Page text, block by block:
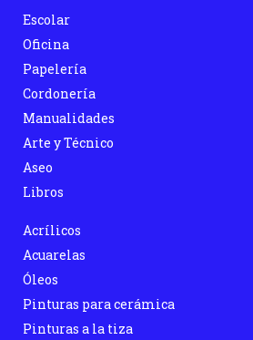
Escolar
Oficina
Papelería
Cordonería
Manualidades
Arte y Técnico
Aseo
Libros
Acrílicos
Acuarelas
Óleos
Pinturas para cerámica
Pinturas a la tiza